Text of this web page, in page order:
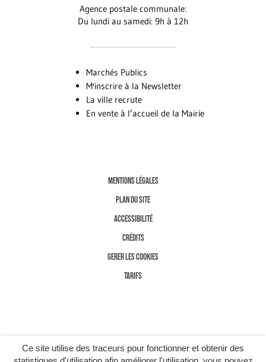
Ce site utilise des traceurs pour fonctionner et obtenir des
Agence postale communale:
Du lundi au samedi: 9h à 12h
Marchés Publics
M'inscrire à la Newsletter
La ville recrute
En vente à l’accueil de la Mairie
MENTIONS LÉGALES
PLAN DU SITE
ACCESSIBILITÉ
CRÉDITS
GERER LES COOKIES
TARIFS